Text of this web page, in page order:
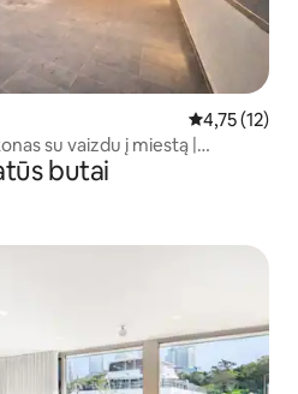
Vidutinis
4,75 (12)
su vaizdu į miestą |
butai